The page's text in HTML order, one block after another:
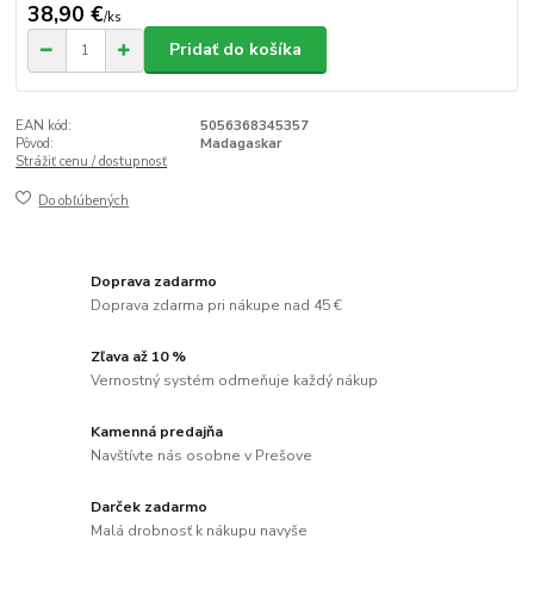
38,90 €/ks
Pridať do košíka
EAN kód:
5056368345357
Pôvod:
Madagaskar
Strážiť cenu / dostupnosť
Do obľúbených
Doprava zadarmo
Doprava zdarma pri nákupe nad 45 €
Zľava až 10 %
Vernostný systém odmeňuje každý nákup
Kamenná predajňa
Navštívte nás osobne v Prešove
Darček zadarmo
Malá drobnosť k nákupu navyše